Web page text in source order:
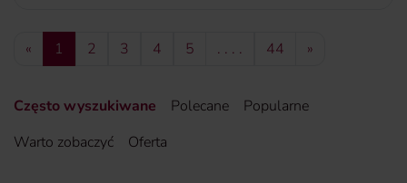
rośnie. Jak rozpoznać, że pies cię ostrzega? Jak się zachować
w takiej sytuacji?
więcej...
« 1 2 3 4 5 . . . . 44 »
Często wyszukiwane Polecane
Popularne
Warto zobaczyć
Oferta